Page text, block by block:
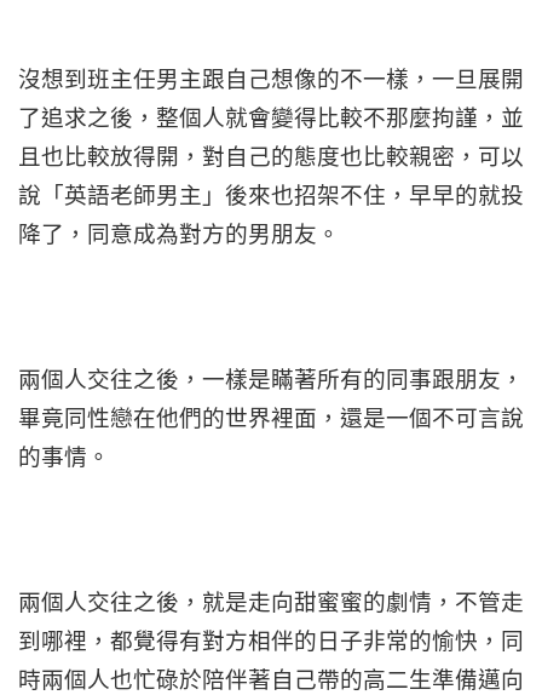
沒想到班主任男主跟自己想像的不一樣，一旦展開
了追求之後，整個人就會變得比較不那麼拘謹，並
且也比較放得開，對自己的態度也比較親密，可以
說「英語老師男主」後來也招架不住，早早的就投
降了，同意成為對方的男朋友。
兩個人交往之後，一樣是瞞著所有的同事跟朋友，
畢竟同性戀在他們的世界裡面，還是一個不可言說
的事情。
兩個人交往之後，就是走向甜蜜蜜的劇情，不管走
到哪裡，都覺得有對方相伴的日子非常的愉快，同
時兩個人也忙碌於陪伴著自己帶的高二生準備邁向